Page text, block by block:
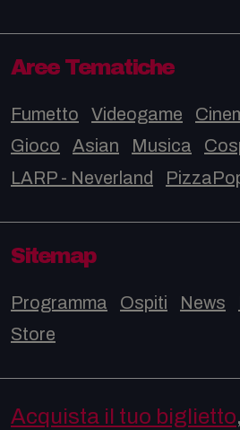
Aree Tematiche
Fumetto Videogame
Gioco
Asian Musica
LARP - Neverland
Sitemap
Programma Ospiti News
Store
Acquista il tuo biglietto,